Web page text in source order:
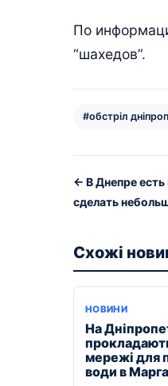
По
“шахедов”.
#обстріл
← В Днепре
сделать
Схожі
НОВИНИ
На
мережі для
води в